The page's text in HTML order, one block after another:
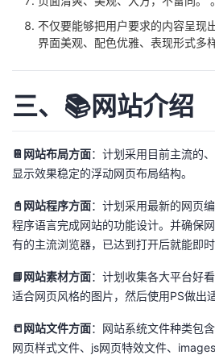
不仅要能够把用户要求的内容呈现
界面美观、配色优雅、表现形式多
三、📚网站介绍
📔网站布局方面：计划采用目前主流的
显示效果稳定的浮动网页布局结构。
📓网站程序方面：计划采用最新的网页
程序语言完成网站的功能设计。并确保
有的主流浏览器，已达到打开后就能即时
📘网站素材方面：计划收集各大平台好
适合网页风格的图片，然后使用PS做出
📒网站文件方面：网站系统文件种类包
网页样式文件、js网页特效文件、images